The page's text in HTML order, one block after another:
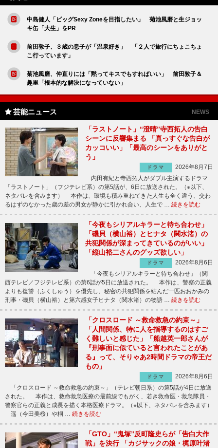
中島健人「ビッグSexy Zoneを目指したい」 菊池風磨と生ジョッ
キ缶「大生」をPR
前田敦子、３歳の息子が「温泉好き」 「２人で旅行にちょこちょ
こ行っています」
菊池風磨、仲直りには「黙ってキスでもすればいい」 前田敦子＆
趣里「根本的な解決になっていない」
芸能ニュース NEWS
「ラストノート」“澄晴”寺西拓人の告白
シーンに反響集まる 「真っすぐな告白が
カッコいい」「最高のシーンをありがと
う」
ドラマ
2026年8月7日
内田有紀と寺西拓人がダブル主演するドラマ
「ラストノート」（フジテレビ系）の第5話が、6日に放送された。（※以下、
ネタバレを含みます） 本作は、環境も積み重ねてきた人生も全く違う、交わ
るはずのなかった歳の差の男女が静かに引かれ合い、人生で … 続きを読む
「今夜もシリアルキラーと待ち合わせ」
「磯貝（横山裕）とヒナタ（関水渚）の
共犯関係が深まってきているのがいい」
「縦山裕二さんのグッズ欲しい」
ドラマ
2026年8月6日
「今夜もシリアルキラーと待ち合わせ」（関
西テレビ／フジテレビ系）の第6話が5日に放送された。 本作は、警察の正義
よりも復讐（ふくしゅう）を優先し、秘密の共犯関係を結んだ一匹おおかみの
刑事・磯貝（横山裕）と第六感女子ヒナタ（関水渚）の物語 … 続きを読む
「クロスロード ～救命救急の約束～」
「人間関係、特に人を指導するのはすご
く難しいと感じた」「船越英一郎さんが
『刑事面に似ていると言われたことがあ
る』って、そりゃあ2時間ドラマの帝王だ
もの」
ドラマ
2026年8月6日
「クロスロード ～救命救急の約束～」（テレビ朝日系）の第5話が4日に放送
された。 本作は、救命救急医療の最前線でもがく、若き救命医・救急隊員・
警察官らの正義と成長を描く本格医療ドラマ。（※以下、ネタバレを含みます）
遥（今田美桜）や桐 … 続きを読む
「GTO」“鬼塚”反町隆史らが「告白大作
戦」を決行 「カジサックの娘・梶原叶渚